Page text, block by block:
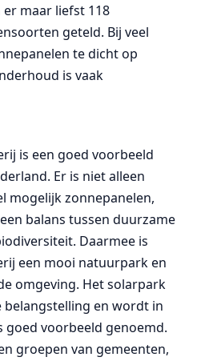
maar liefst 118
geteld. Bij veel
te dicht op
is vaak
is een goed voorbeeld
Er is niet alleen
mogelijk zonnepanelen,
balans tussen duurzame
Daarmee is
een mooi natuurpark en
omgeving. Het solarpark
belangstelling en wordt in
goed voorbeeld genoemd.
groepen van gemeenten,